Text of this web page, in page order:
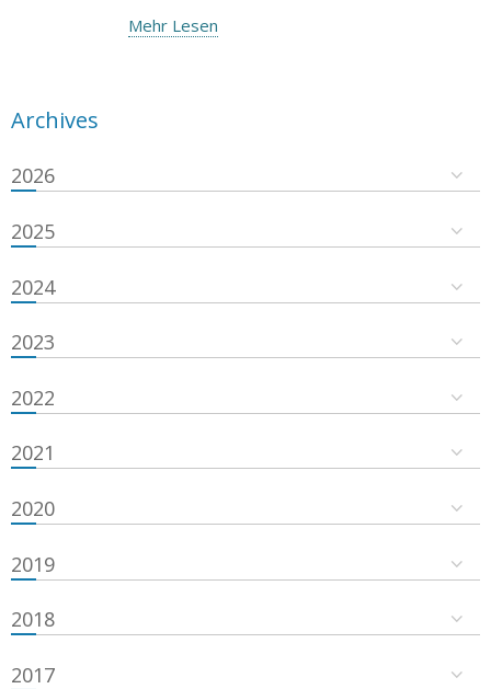
Mehr Lesen
Archives
2026
2025
2024
2023
2022
2021
2020
2019
2018
2017